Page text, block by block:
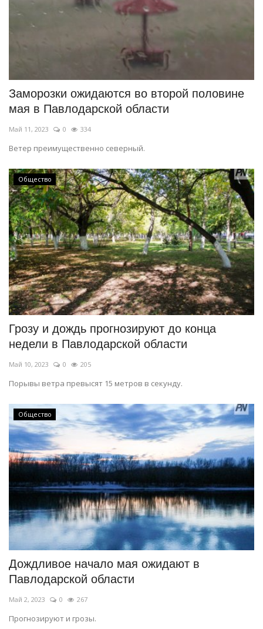
Заморозки ожидаются во второй половине
мая в Павлодарской области
Май 11, 2023 0 334
Ветер преимущественно северный.
Общество
Грозу и дождь прогнозируют до конца
недели в Павлодарской области
Май 10, 2023 0 205
Порывы ветра превысят 15 метров в секунду.
Общество
Дождливое начало мая ожидают в
Павлодарской области
Май 2, 2023 0 267
Прогнозируют и грозы.